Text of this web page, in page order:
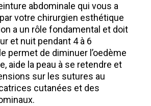
abdominale qui vous a
votre chirurgien esthétique
a un rôle fondamental et doit
et nuit pendant 4 à 6
permet de diminuer l’oedème
aide la peau à se retendre et
sur les sutures au
cutanées et des